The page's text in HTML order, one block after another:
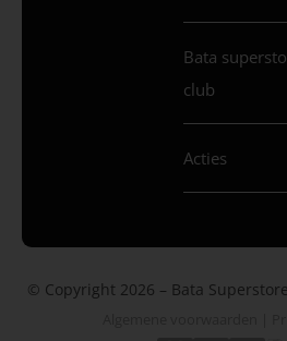
Bata
club
Acties
© Copyright 2026 – Bata